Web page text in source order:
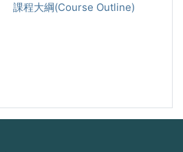
課程大綱(Course Outline)